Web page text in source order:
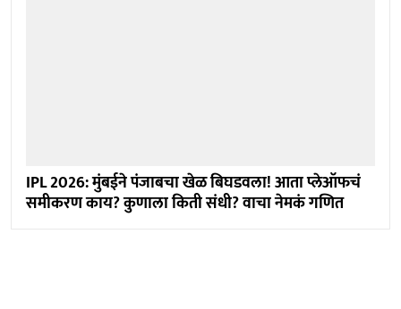
IPL 2026: मुंबईने पंजाबचा खेळ बिघडवला! आता प्लेऑफचं
समीकरण काय? कुणाला किती संधी? वाचा नेमकं गणित